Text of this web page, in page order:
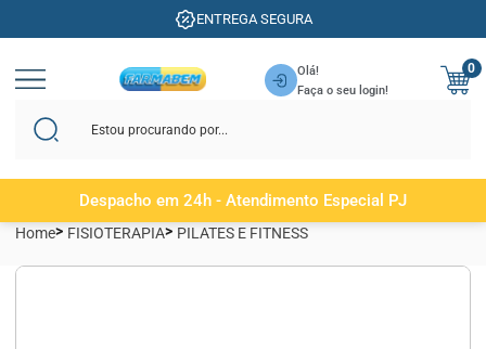
ENTREGA SEGURA
Olá!
Faça o seu login!
0
Despacho em 24h - Atendimento Especial PJ
Home FISIOTERAPIA PILATES E FITNESS